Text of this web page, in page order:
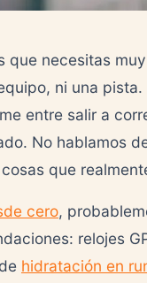
que necesitas
ni una
entre salir a
No hablamos
que
cero,
relojes
hidratación en